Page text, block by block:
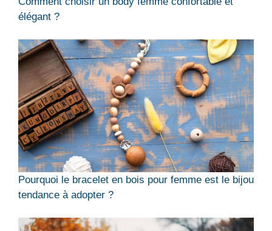
élégant ?
Pourquoi le bracelet en bois pour femme est le bijou
tendance à adopter ?